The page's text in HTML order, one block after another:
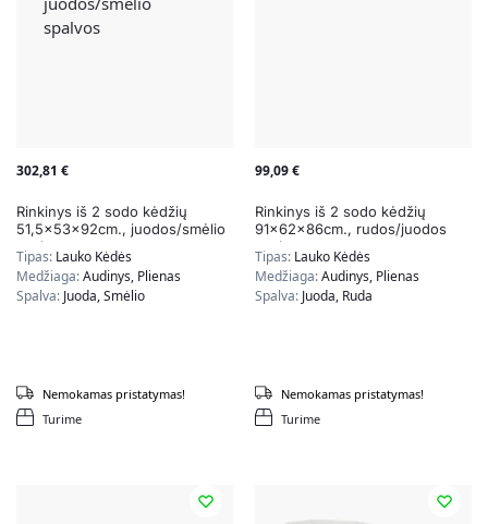
302,81 €
Rinkinys iš 2 sodo kėdžių
51,5x53x92cm., juodos/smėlio
spalvos
Tipas: Lauko Kėdės
Medžiaga:Audinys, Plienas
Spalva: Juoda, Smėlio
Turime
Nemokamas pristatymas!
99,09€
Rinkinys iš 2 sodo kėdžių
91x62x86cm., rudos/juodos
spalvos
Tipas: Lauko Kėdės
Medžiaga:Audinys, Plienas
Spalva: Juoda, Ruda
Turime
Nemokamas pristatymas!